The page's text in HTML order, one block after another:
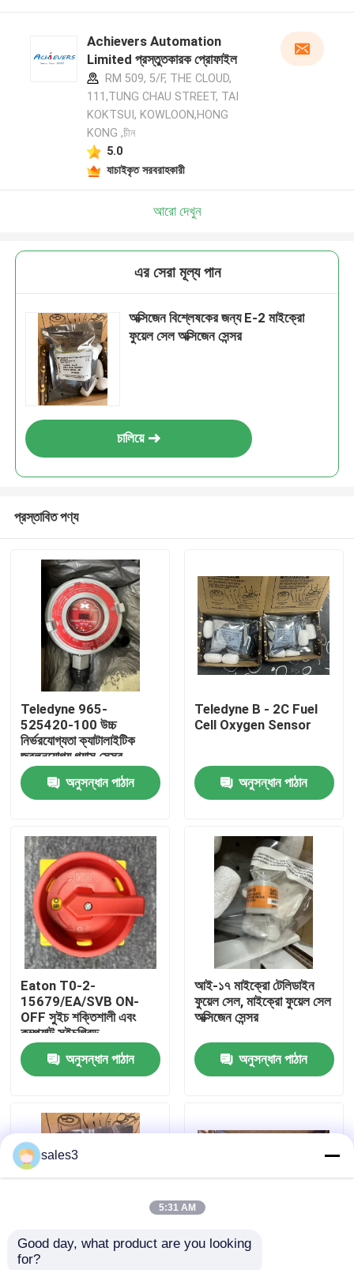
পণ্য
আমাদের সম্বন্ধে
কারখানা পরিদর্শন
আমাদের সাথে যোগাযোগ
একটি উদ্ধৃতি অনুরোধ করুন
News
ALLEN BRADLEY পিএলসি পণ্য
PEPPERL FUCHS বিচ্ছিন্ন বাধা
Achievers Automation
Limited প্রস্তুতকারক প্রোফাইল
RM 509, 5/F, THE CLOUD,
111,TUNG CHAU STREET, TAI
KOKTSUI, KOWLOON,HONG
KONG ,চীন
5.0
যাচাইকৃত সরবরাহকারী
আরো দেখুন
এর সেরা মূল্য পান
অক্সিজেন বিশ্লেষকের জন্য E-2 মাইক্রো
ফুয়েল সেল অক্সিজেন সেন্সর
চালিয়ে
প্রস্তাবিত পণ্য
Teledyne 965-
525420-100 উচ্চ
নির্ভরযোগ্যতা ক্যাটালাইটিক
জ্বলনযোগ্য গ্যাস সেন্সর
অনুসন্ধান পাঠান
Teledyne B - 2C Fuel
Cell Oxygen Sensor
অনুসন্ধান পাঠান
Eaton T0-2-
15679/EA/SVB ON-
OFF সুইচ শক্তিশালী এবং
কম্প্যাক্ট সুইচগ্রিড
অনুসন্ধান পাঠান
আই-১৭ মাইক্রো টেলিডাইন
ফুয়েল সেল, মাইক্রো ফুয়েল সেল
অক্সিজেন সেন্সর
অনুসন্ধান পাঠান
অক্সিজেন বিশ্লেষকের জন্য E-2
sales3
5:31 AM
Good day, what product are you looking
for?